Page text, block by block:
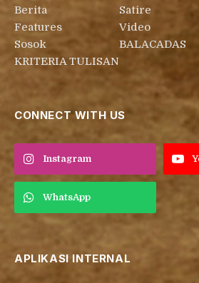
Berita
Features
Sosok
KRITERIA TULISAN
Satire
Video
BALACADAS
CONNECT WITH US
Instagram
WhatsApp
APLIKASI INTERNAL